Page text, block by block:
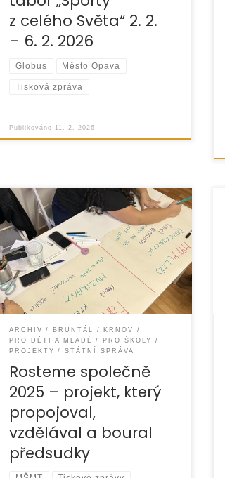
z celého Světa“ 2. 2.
– 6. 2. 2026
Globus Město Opava
Tisková zpráva
Publikováno 11. 2. 2026
Během roku 2025 jsme realizovali
projekt „Rosteme společně 2025“,
jehož cílem bylo podporovat
porozumění mezi lidmi, posilovat
respekt k odlišnostem a předcházet
ARCHIV BRUNTÁL
KRNOV
PRO DĚTI A MLADÉ
PRO ŠKOLY
PROJEKTY
STÁTNÍ SPRÁVA
Rosteme společně
2025 – projekt, který
propojoval,
vzdělával a boural
předsudky